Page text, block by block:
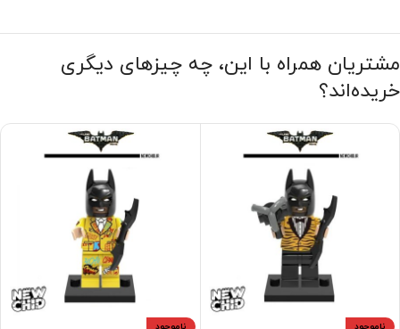
مشتریان همراه با این، چه چیزهای دیگری
خریده‌اند؟